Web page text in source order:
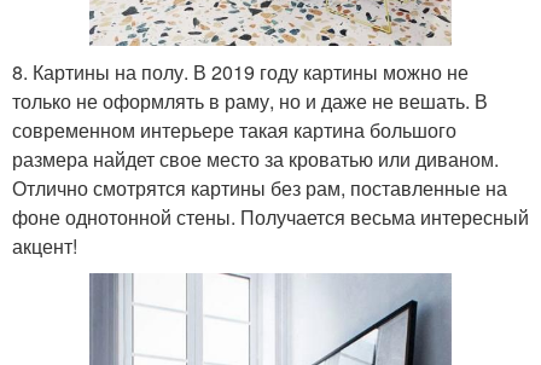
8. Картины на полу. В 2019 году картины можно не
только не оформлять в раму, но и даже не вешать. В
современном интерьере такая картина большого
размера найдет свое место за кроватью или диваном.
Отлично смотрятся картины без рам, поставленные на
фоне однотонной стены. Получается весьма интересный
акцент!